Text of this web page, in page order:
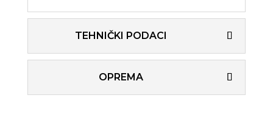
TEHNIČKI PODACI
OPREMA